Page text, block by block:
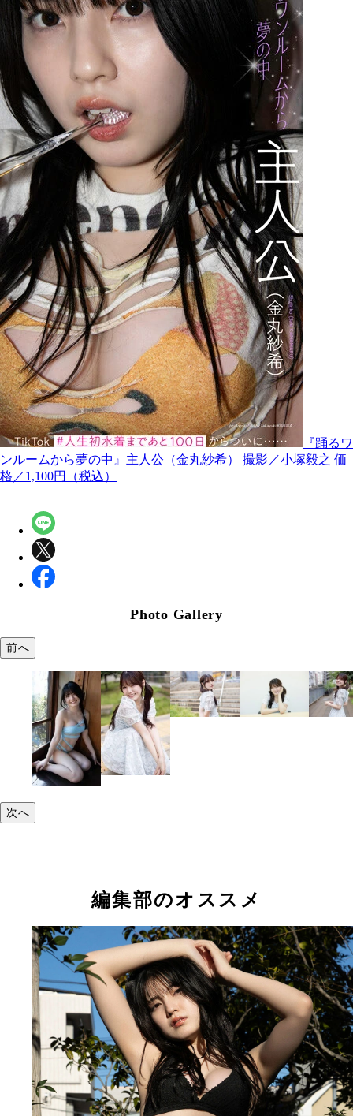
『踊るワ
ンルームから夢の中』主人公（金丸紗希） 撮影／小塚毅之 価
格／1,100円（税込）
Photo Gallery
前へ
次へ
編集部のオススメ